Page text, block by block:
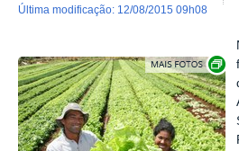
última modificação: 12/08/2015 09h08